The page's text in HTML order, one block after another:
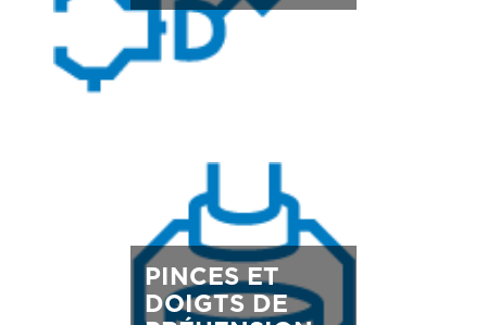
PINCES ET
DOIGTS DE